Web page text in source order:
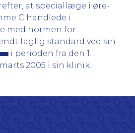
at speciallæge i øre-
C handlede i
med normen for
faglig standard ved sin
i perioden fra den 1.
2005 i sin klinik.